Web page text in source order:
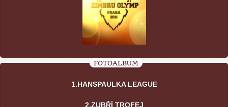
FOTOALBUM
1.HANSPAULKA LEAGUE
2.ZUBŘÍ TROFEJ